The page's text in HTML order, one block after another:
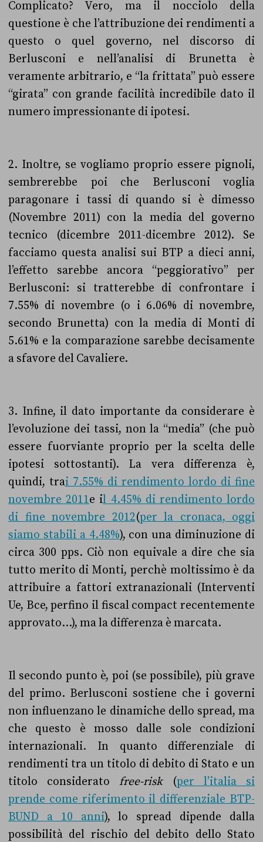
Complicato? Vero, ma il nocciolo della
questione è che l’attribuzione dei rendimenti a
questo o quel governo, nel discorso di
Berlusconi e nell’analisi di Brunetta è
veramente arbitrario, e “la frittata” può essere
“girata” con grande facilità incredibile dato il
numero impressionante di ipotesi.
2. Inoltre, se vogliamo proprio essere pignoli,
sembrerebbe poi che Berlusconi voglia
paragonare i tassi di quando si è dimesso
(Novembre 2011) con la media del governo
tecnico (dicembre 2011-dicembre 2012). Se
facciamo questa analisi sui BTP a dieci anni,
l’effetto sarebbe ancora “peggiorativo” per
Berlusconi: si tratterebbe di confrontare i
7.55% di novembre (o i 6.06% di novembre,
secondo Brunetta) con la media di Monti di
5.61% e la comparazione sarebbe decisamente
a sfavore del Cavaliere.
3. Infine, il dato importante da considerare è
l’evoluzione dei tassi, non la “media” (che può
essere fuorviante proprio per la scelta delle
ipotesi sottostanti). La vera differenza è,
quindi, trai 7.55% di rendimento lordo di fine
novembre 2011e il 4.45% di rendimento lordo
di fine novembre 2012(per la cronaca, oggi
siamo stabili a 4.48%), con una diminuzione di
circa 300 pps. Ciò non equivale a dire che sia
tutto merito di Monti, perchè moltissimo è da
attribuire a fattori extranazionali (Interventi
Ue, Bce, perfino il fiscal compact recentemente
approvato…), ma la differenza è marcata.
Il secondo punto è, poi (se possibile), più grave
del primo. Berlusconi sostiene che i governi
non influenzano le dinamiche dello spread, ma
che questo è mosso dalle sole condizioni
internazionali. In quanto differenziale di
rendimenti tra un titolo di debito di Stato e un
titolo consideratofree-risk(per l’italia si
prende come riferimento il differenziale BTP-
BUND a 10 anni), lo spread dipende dalla
possibilità del rischio del debito dello Stato